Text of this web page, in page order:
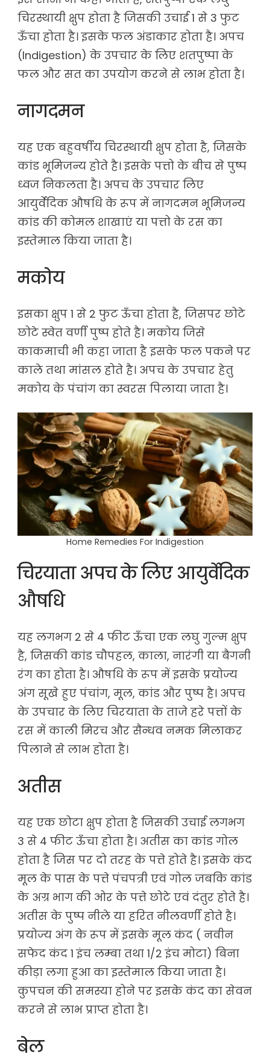
चिरस्थायी क्षुप होता है जिसकी उचाई 1 से 3 फुट
ऊँचा होता है। इसके फल अंडाकार होता है। अपच
(Indigestion) के उपचार के लिए शतपुष्पा के
फल और सत का उपयोग करने से लाभ होता है।
नागदमन
यह एक बहुवर्षीय चिरस्थायी क्षुप होता है, जिसके
कांड भूमिजन्य होते है। इसके पत्तो के बीच से पुष्प
ध्वज निकलता है। अपच के उपचार लिए
आयुर्वेदिक औषधि के रूप में नागदमन भूमिजन्य
कांड की कोमल शाखाएं या पत्तो के रस का
इस्तेमाल किया जाता है।
मकोय
इसका क्षुप 1 से 2 फुट ऊँचा होता है, जिसपर छोटे
छोटे स्वेत वर्णी पुष्प होते है। मकोय जिसे
काकमाची भी कहा जाता है इसके फल पकने पर
काले तथा मांसल होते है। अपच के उपचार हेतु
मकोय के पंचांग का स्वरस पिलाया जाता है।
Home Remedies For Indigestion
चिरयाता अपच के लिए आयुर्वेदिक
औषधि
यह लगभग 2 से 4 फीट ऊँचा एक लघु गुल्म क्षुप
है, जिसकी कांड चौपहल, काला, नारंगी या बैगनी
रंग का होता है। औषधि के रूप में इसके प्रयोज्य
अंग सूखे हुए पंचांग, मूल, कांड और पुष्प है। अपच
के उपचार के लिए चिरयाता के ताजे हरे पत्तों के
रस में काली मिरच और सैन्धव नमक मिलाकर
पिलाने से लाभ होता है।
अतीस
यह एक छोटा क्षुप होता है जिसकी उचाई लगभग
3 से 4 फीट ऊँचा होता है। अतीस का कांड गोल
होता है जिस पर दो तरह के पत्ते होते है। इसके कंद
मूल के पास के पत्ते पंचपत्री एवं गोल जबकि कांड
के अग्र भाग की ओर के पत्ते छोटे एवं दंतुर होते है।
अतीस के पुष्प नीले या हरित नीलवर्णी होते है।
प्रयोज्य अंग के रूप में इसके मूल कंद ( नवीन
सफेद कंद 1 इंच लम्बा तथा 1/2 इंच मोटा) बिना
कीड़ा लगा हुआ का इस्तेमाल किया जाता है।
कुपचन की समस्या होने पर इसके कंद का सेवन
करने से लाभ प्राप्त होता है।
बेल